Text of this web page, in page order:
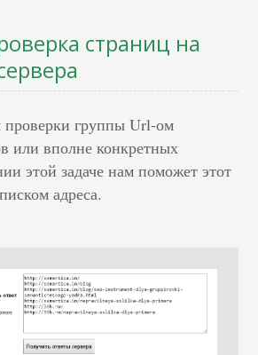
страниц на
проверки группы Url-ом
или вполне конкретных
этой задаче нам поможет этот
адреса.